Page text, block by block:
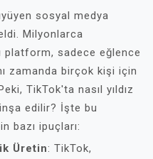
sosyal medya
Milyonlarca
platform, sadece eğlence
zamanda birçok kişi için
TikTok'ta nasıl yıldız
edilir? İşte bu
bazı ipuçları:
Üretin: TikTok,